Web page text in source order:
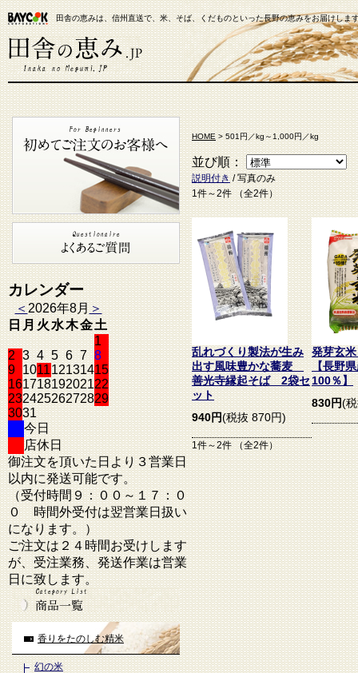
田舎の恵みは、信州直送で、米、そば、くだものといった長野の恵みをお届けしま
【米通販】田舎の恵み.JP
カレンダー
＜2026年8月＞
日月火水木金土
1
2 3 4 5 6 7 8
9 101112131415
16171819202122
23242526272829
3031
今日
店休日
御注文を頂いた日より３営業日
以内に発送可能です。
（受付時間９：００～１７：０
０ 時間外受付は翌営業日扱い
になります。）
ご注文は２４時間お受けします
が、受注業務、発送作業は営業
日に致します。
香りをたのしむ精米
幻の米
HOME> 501円／kg～1,000円／kg
並び順：
説明付き/ 写真のみ
1件～2件 （全2件）
乱れづくり製法が生み
出す風味豊かな蕎麦
善光寺縁起そば 2袋セ
ット
940円(税抜 870円)
発芽玄
【長野
100％】
830円(
1件～2件 （全2件）